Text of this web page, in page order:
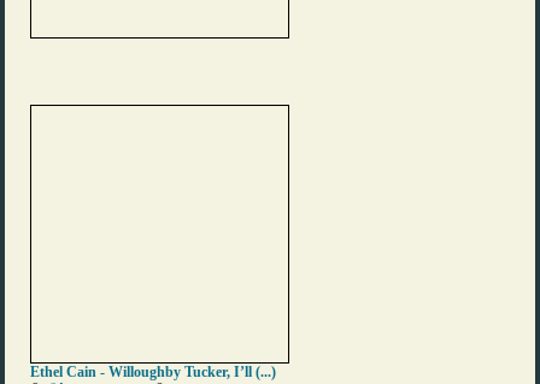
Ethel Cain - Willoughby Tucker, I’ll (...)